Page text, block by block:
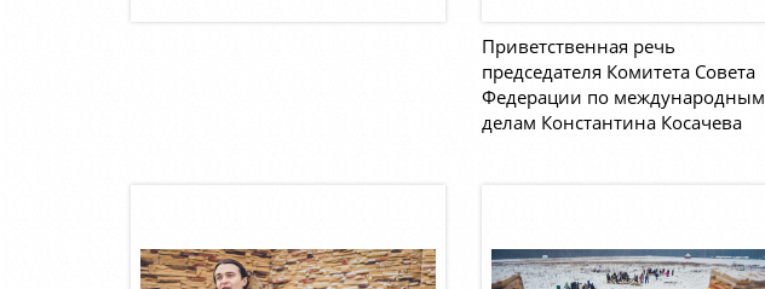
Приветственная речь
председателя Комитета Совета
Федерации по международным
делам Константина Косачева